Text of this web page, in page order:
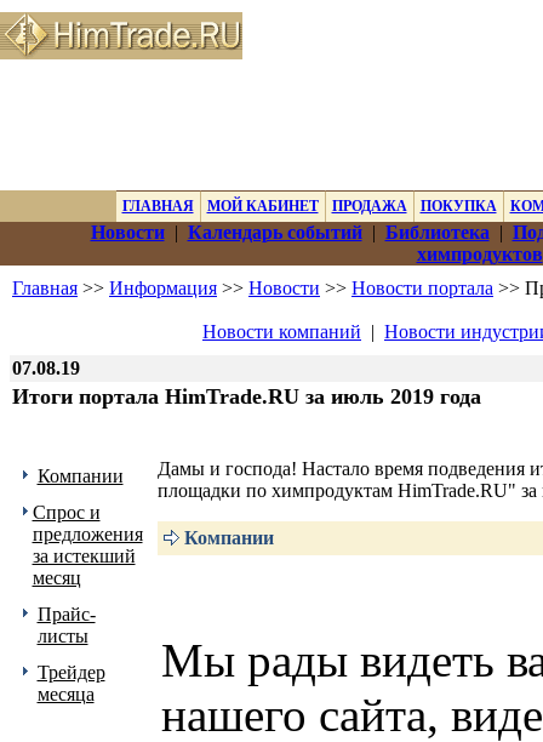
ГЛАВНАЯ МОЙ КАБИНЕТ ПРОДАЖА ПОКУПКА
Новости| Календарь событий| Библиотека |
химпродуктов
Главная >> Информация >> Новости >> Новости портала >>
Новости компаний | Новости
07.08.19
Итоги портала HimTrade.RU за июль 2019 года
Компании
Спрос и
предложения
за истекший
месяц
Прайс-
листы
Трейдер
месяца
Дамы и господа! Настало время подведения
площадки по химпродуктам HimTrade.RU" за
Компании
Мы рады видеть
нашего сайта,